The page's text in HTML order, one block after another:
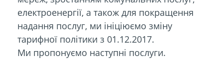
електроенергії, а також для покращення
надання послуг, ми ініціюємо зміну
тарифної політики з 01.12.2017.
Ми пропонуємо наступні послуги.